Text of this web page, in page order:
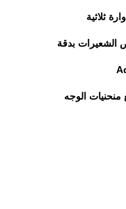
ثلاثية
الشعيرات بدقة
الوجه